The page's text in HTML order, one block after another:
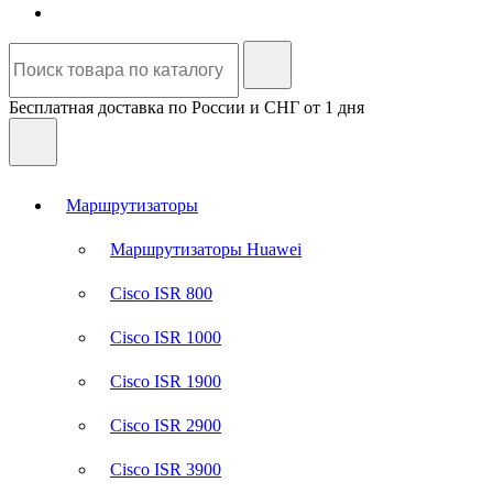
Бесплатная доставка по России и СНГ от 1 дня
Маршрутизаторы
Маршрутизаторы Huawei
Cisco ISR 800
Cisco ISR 1000
Cisco ISR 1900
Cisco ISR 2900
Cisco ISR 3900